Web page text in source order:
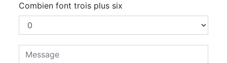
Combien font trois plus six